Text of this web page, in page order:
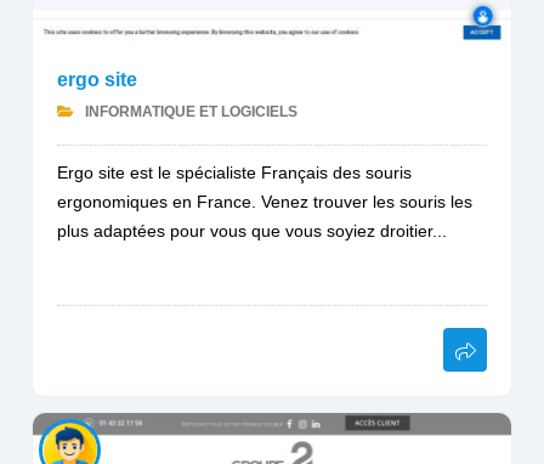
ergo site
INFORMATIQUE ET LOGICIELS
Ergo site est le spécialiste Français des souris
ergonomiques en France. Venez trouver les souris les
plus adaptées pour vous que vous soyiez droitier...